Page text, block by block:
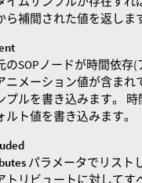
ら補間された値を返しま
のSOPノードが時間依存(
ニメーション値が含まれ
プルを書き込みます。 時
ト値を書き込みます。
パラメータでリスト
トリビュートに対してす